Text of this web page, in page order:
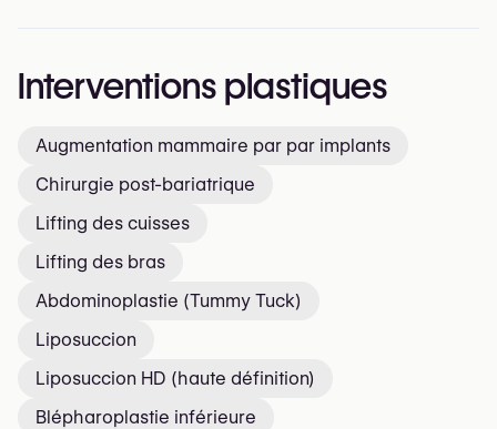
Interventions plastiques
Augmentation mammaire par par implants
Chirurgie post-bariatrique
Lifting des cuisses
Lifting des bras
Abdominoplastie (Tummy Tuck)
Liposuccion
Liposuccion HD (haute définition)
Blépharoplastie inférieure